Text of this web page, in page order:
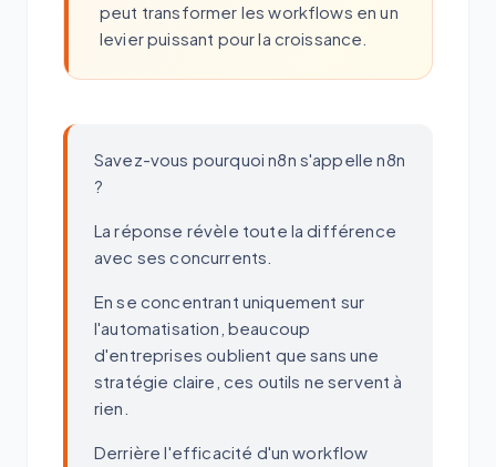
peut transformer les workflows en un
levier puissant pour la croissance.
Savez-vous pourquoi n8n s'appelle n8n
?
La réponse révèle toute la différence
avec ses concurrents.
En se concentrant uniquement sur
l'automatisation, beaucoup
d'entreprises oublient que sans une
stratégie claire, ces outils ne servent à
rien.
Derrière l'efficacité d'un workflow